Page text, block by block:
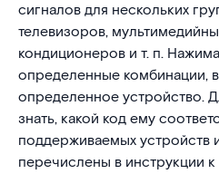
сигналов для нескольких
телевизоров,
кондиционеров и т. п.
определенные комбинации,
определенное устройство.
знать, какой код ему
поддерживаемых устройств
перечислены в инструкции